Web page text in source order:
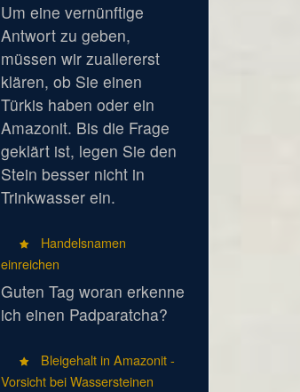
Um eine vernünftige
Antwort zu geben,
müssen wir zuallererst
klären, ob Sie einen
Türkis haben oder ein
Amazonit. Bis die Frage
geklärt ist, legen Sie den
Stein besser nicht in
Trinkwasser ein.
Handelsnamen
einreichen
Guten Tag woran erkenne
ich einen Padparatcha?
Bleigehalt in Amazonit -
Vorsicht bei Wassersteinen